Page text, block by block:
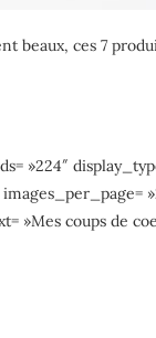
beaux, ces 7
»224″
»Mes coups de